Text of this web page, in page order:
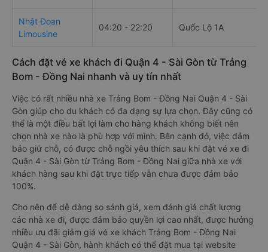
Nhật Đoan
Limousine
04:20 - 22:20 Quốc Lộ 1A
Cách đặt vé xe khách đi Quận 4 - Sài Gòn từ Trảng
Bom - Đồng Nai nhanh và uy tín nhất
Việc có rất nhiều nhà xe Trảng Bom - Đồng Nai Quận 4 - Sài
Gòn giúp cho du khách có đa dạng sự lựa chọn. Đây cũng có
thể là một điều bất lợi làm cho hàng khách không biết nên
chọn nhà xe nào là phù hợp với mình. Bên cạnh đó, việc đảm
bảo giữ chỗ, có được chỗ ngồi yêu thích sau khi đặt vé xe đi
Quận 4 - Sài Gòn từ Trảng Bom - Đồng Nai giữa nhà xe với
khách hàng sau khi đặt trực tiếp vẫn chưa được đảm bảo
100%.
Cho nên để dễ dàng so sánh giá, xem đánh giá chất lượng
các nhà xe đi, được đảm bảo quyền lợi cao nhất, được hưởng
nhiều ưu đãi giảm giá vé xe khách Trảng Bom - Đồng Nai
Quận 4 - Sài Gòn, hành khách có thể đặt mua tại website